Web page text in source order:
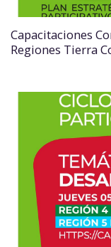
Capacitaciones
Regiones Tierra